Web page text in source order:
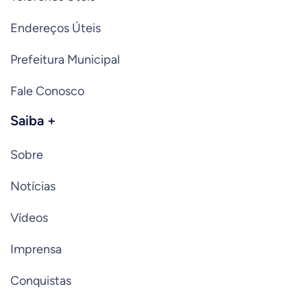
Endereços Úteis
Prefeitura Municipal
Fale Conosco
Saiba +
Sobre
Notícias
Vídeos
Imprensa
Conquistas